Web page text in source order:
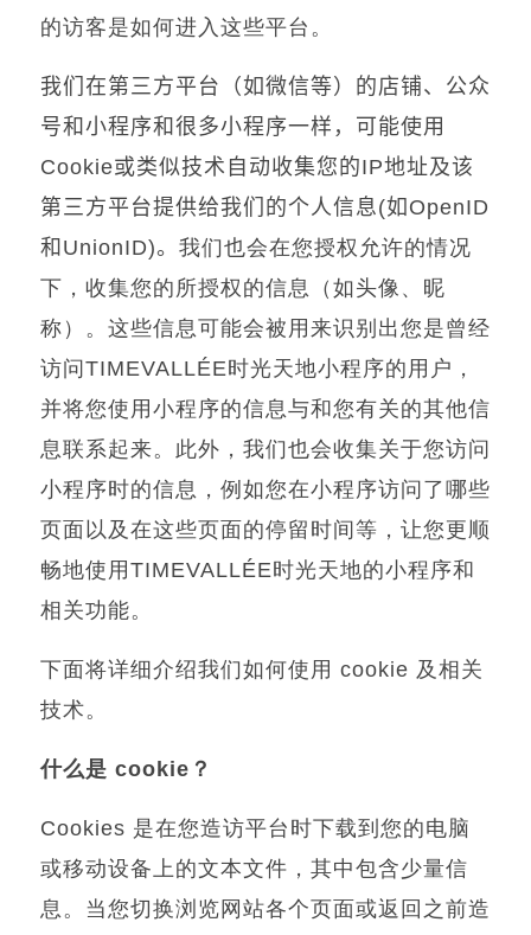
的访客是如何进入这些平台。
我们在第三方平台（如微信等）的店铺、公众
号和小程序和很多小程序一样，可能使用
Cookie或类似技术自动收集您的IP地址及该
第三方平台提供给我们的个人信息(如 OpenID
和 UnionID)。 我们也会在您授权允许的情况
下，收集您的所授权的信息（如头像、昵
称）。这些信息可能会被用来识别出您是曾经
访问TIMEVALLÉE时光天地小程序的用户，
并将您使用小程序的信息与和您有关的其他信
息联系起来。此外，我们也会收集关于您访问
小程序时的信息，例如您在小程序访问了哪些
页面以及在这些页面的停留时间等，让您更顺
畅地使用 TIMEVALLÉE时光天地的小程序和
相关功能。
下面将详细介绍我们如何使用 cookie 及相关
技术。
什么是 cookie ？
Cookies 是在您造访平台时下载到您的电脑
或移动设备上的文本文件，其中包含少量信
息。当您切换浏览网站各个页面或返回之前造